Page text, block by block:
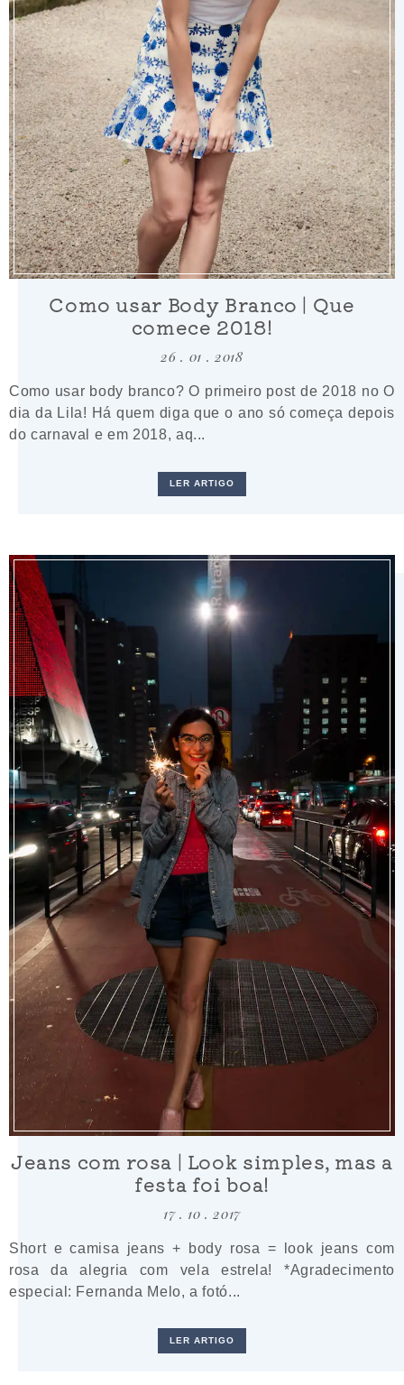
Como usar Body Branco | Que
comece 2018!
26 . 01 . 2018
Como usar body branco? O primeiro post de 2018 no O
dia da Lila! Há quem diga que o ano só começa depois
do carnaval e em 2018, aq...
LER ARTIGO
Jeans com rosa | Look simples, mas a
festa foi boa!
17 . 10 . 2017
Short e camisa jeans + body rosa = look jeans com
rosa da alegria com vela estrela! *Agradecimento
especial: Fernanda Melo, a fotó...
LER ARTIGO